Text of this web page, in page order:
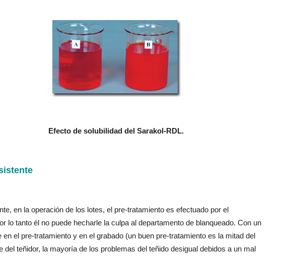
Efecto de solubilidad del Sarakol-RDL.
en la operación de los lotes, el pre-tratamiento es efectuado por el
lo tanto él no puede hecharle la culpa al departamento de blanqueado. Con un
el pre-tratamiento y en el grabado (un buen pre-tratamiento es la mitad del
del teñidor, la mayoría de los problemas del teñido desigual debidos a un mal